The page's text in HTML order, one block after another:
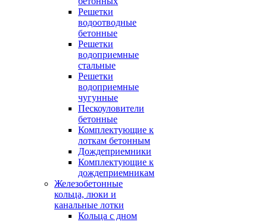
Решетки
водоотводные
бетонные
Решетки
водоприемные
стальные
Решетки
водоприемные
чугунные
Пескоуловители
бетонные
Комплектующие к
лоткам бетонным
Дождеприемники
Комплектующие к
дождеприемникам
Железобетонные
кольца, люки и
канальные лотки
Кольца с дном